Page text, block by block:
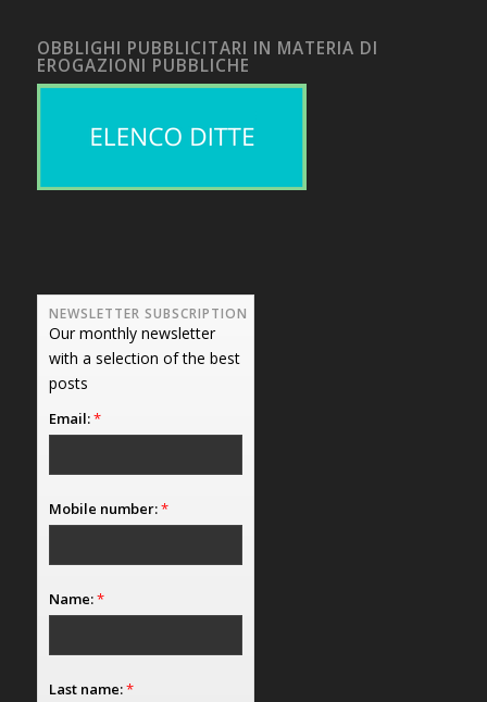
OBBLIGHI PUBBLICITARI IN MATERIA DI
EROGAZIONI PUBBLICHE
NEWSLETTER SUBSCRIPTION
Our monthly newsletter
with a selection of the best
posts
Email:*
Mobile number:*
Name:*
Last name:*